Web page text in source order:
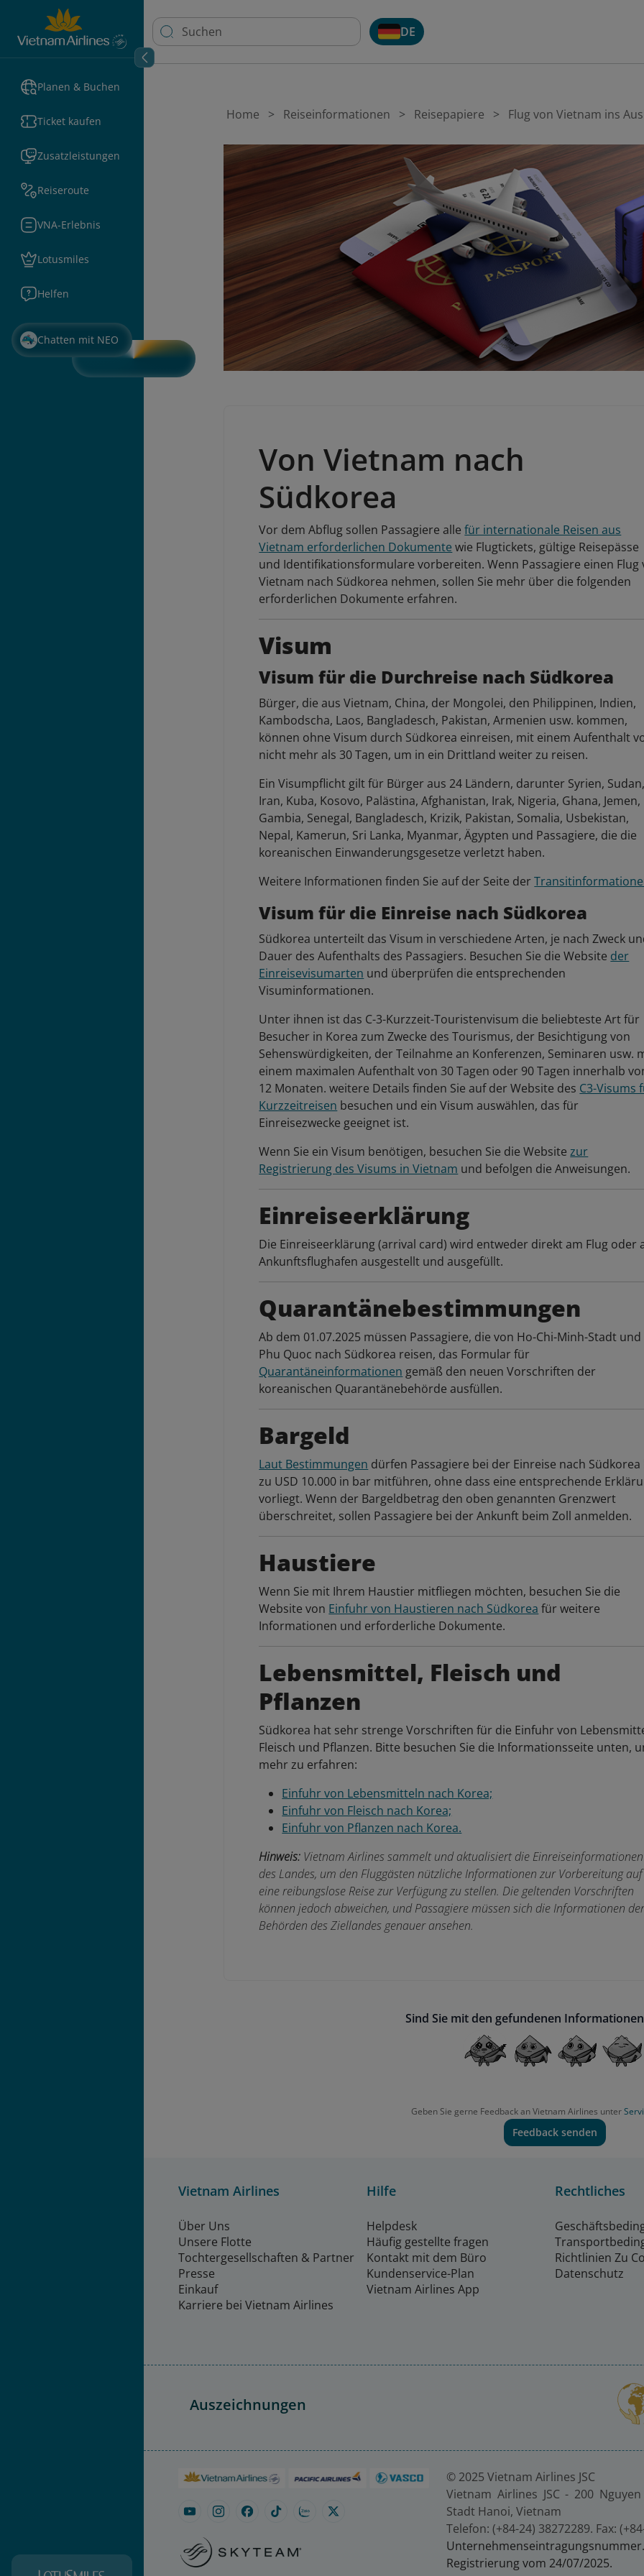
Planen & Buchen
Ticket kaufen
Zusatzleistungen
Reiseroute
VNA-Erlebnis
Lotusmiles
Helfen
Chatten mit NEO
DE
Home Reiseinformationen Reisepapiere Flug von Vietnam ins
Von Vietnam nach
Südkorea
Vor dem Abflug sollen Passagiere allefür internationale Reisen aus
Vietnam erforderlichen Dokumente wie Flugtickets, gültige Reisepässe
und Identifikationsformulare vorbereiten. Wenn Passagiere einen Flug
Vietnam nach Südkorea nehmen, sollen Sie mehr über die folgenden
erforderlichen Dokumente erfahren.
Visum
Visum für die Durchreise nach Südkorea
Bürger, die aus Vietnam, China, der Mongolei, den Philippinen, Indien,
Kambodscha, Laos, Bangladesch, Pakistan, Armenien usw. kommen,
können ohne Visum durch Südkorea einreisen, mit einem Aufenthalt
nicht mehr als 30 Tagen, um in ein Drittland weiter zu reisen.
Ein Visumpflicht gilt für Bürger aus 24 Ländern, darunter Syrien, Sudan,
Iran, Kuba, Kosovo, Palästina, Afghanistan, Irak, Nigeria, Ghana, Jemen,
Gambia, Senegal, Bangladesch, Krizik, Pakistan, Somalia, Usbekistan,
Nepal, Kamerun, Sri Lanka, Myanmar, Ägypten und Passagiere, die die
koreanischen Einwanderungsgesetze verletzt haben.
Weitere Informationen finden Sie auf der Seite der
Visum für die Einreise nach Südkorea
Südkorea unterteilt das Visum in verschiedene Arten, je nach Zweck
Dauer des Aufenthalts des Passagiers. Besuchen Sie die Website der
Einreisevisumarten und überprüfen die entsprechenden
Visuminformationen.
Unter ihnen ist das C-3-Kurzzeit-Touristenvisum die beliebteste Art für
Besucher in Korea zum Zwecke des Tourismus, der Besichtigung von
Sehenswürdigkeiten, der Teilnahme an Konferenzen, Seminaren usw.
einem maximalen Aufenthalt von 30 Tagen oder 90 Tagen innerhalb
12 Monaten. weitere Details finden Sie auf der Website des C3-Visums
Kurzzeitreisen besuchen und ein Visum auswählen, das für
Einreisezwecke geeignet ist.
Wenn Sie ein Visum benötigen, besuchen Sie die Websitezur
Registrierung des Visums in Vietnam und befolgen die Anweisungen.
Einreiseerklärung
Die Einreiseerklärung (arrival card) wird entweder direkt am Flug oder
Ankunftsflughafen ausgestellt und ausgefüllt.
Quarantänebestimmungen
Ab dem 01.07.2025 müssen Passagiere, die von Ho-Chi-Minh-Stadt und
Phu Quoc nach Südkorea reisen, das Formular für
Quarantäneinformationen gemäß den neuen Vorschriften der
koreanischen Quarantänebehörde ausfüllen.
Bargeld
Laut Bestimmungen dürfen Passagiere bei der Einreise nach Südkorea
zu USD 10.000 in bar mitführen, ohne dass eine entsprechende
vorliegt. Wenn der Bargeldbetrag den oben genannten Grenzwert
überschreitet, sollen Passagiere bei der Ankunft beim Zoll anmelden.
Haustiere
Wenn Sie mit Ihrem Haustier mitfliegen möchten, besuchen Sie die
Website von Einfuhr von Haustieren nach Südkorea für weitere
Informationen und erforderliche Dokumente.
Lebensmittel, Fleisch und
Pflanzen
Südkorea hat sehr strenge Vorschriften für die Einfuhr von
Fleisch und Pflanzen. Bitte besuchen Sie die Informationsseite unten,
mehr zu erfahren:
Einfuhr von Lebensmitteln nach Korea;
Einfuhr von Fleisch nach Korea;
Einfuhr von Pflanzen nach Korea.
Hinweis: Vietnam Airlines sammelt und aktualisiert die Einreiseinformationen
des Landes, um den Fluggästen nützliche Informationen zur Vorbereitung auf
eine reibungslose Reise zur Verfügung zu stellen. Die geltenden Vorschriften
können jedoch abweichen, und Passagiere müssen sich die Informationen
Behörden des Ziellandes genauer ansehen.
Sind Sie mit den gefundenen
Geben Sie gerne Feedback an Vietnam Airlines unter
Feedback senden
Vietnam Airlines
Über Uns
Unsere Flotte
Tochtergesellschaften & Partner
Presse
Einkauf
Karriere bei Vietnam Airlines
Hilfe
Helpdesk
Häufig gestellte fragen
Kontakt mit dem Büro
Kundenservice-Plan
Vietnam Airlines App
Rechtliches
Richtlinien Zu
Datenschutz
Auszeichnungen
© 2025 Vietnam Airlines JSC
Vietnam Airlines JSC - 200
Stadt Hanoi, Vietnam
Telefon: (+84-24) 38272289. Fax:
Registrierung vom 24/07/2025.